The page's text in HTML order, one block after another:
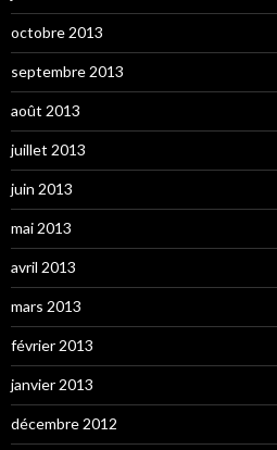
octobre 2013
septembre 2013
août 2013
juillet 2013
juin 2013
mai 2013
avril 2013
mars 2013
février 2013
janvier 2013
décembre 2012